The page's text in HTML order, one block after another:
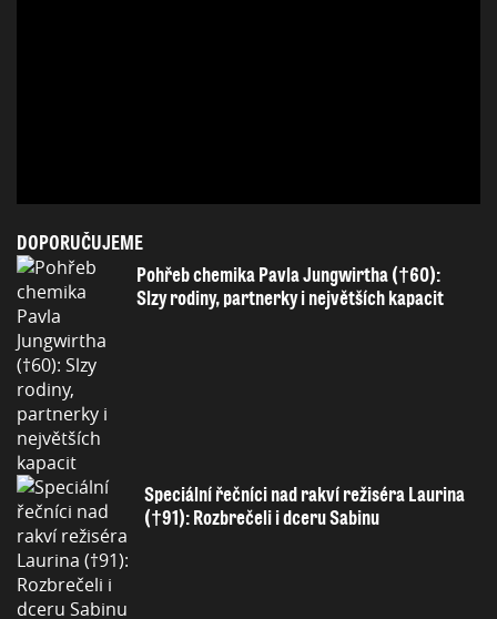
DOPORUČUJEME
Pohřeb chemika Pavla Jungwirtha (†60):
Slzy rodiny, partnerky i největších kapacit
Speciální řečníci nad rakví režiséra Laurina
(†91): Rozbrečeli i dceru Sabinu